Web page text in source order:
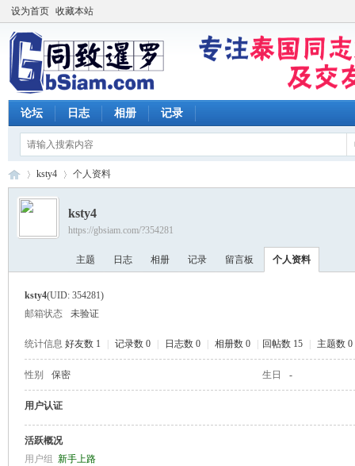
设为首页 收藏本站
论坛 日志 相册 记录
›
ksty4 个人资料
ksty4
https://gbsiam.com/?354281
主题 日志 相册 记录 留言板 个人资料
ksty4(UID: 354281)
邮箱状态
未验证
统计信息 好友数 1 记录数 0 日志数 0 相册数 0 回帖数 15 主题数 0
性别 保密 生日 -
用户认证
活跃概况
用户组 新手上路